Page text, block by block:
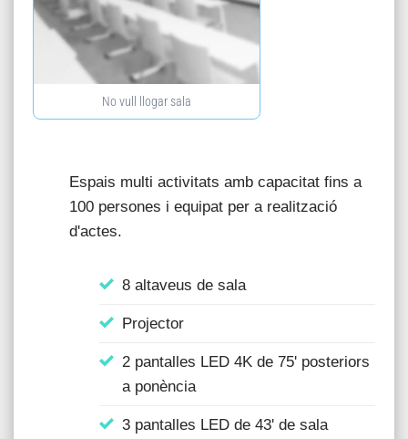
No vull llogar sala
Espais multi activitats amb capacitat fins a
100 persones i equipat per a realització
d'actes.
8 altaveus de sala
Projector
2 pantalles LED 4K de 75' posteriors
a ponència
3 pantalles LED de 43' de sala